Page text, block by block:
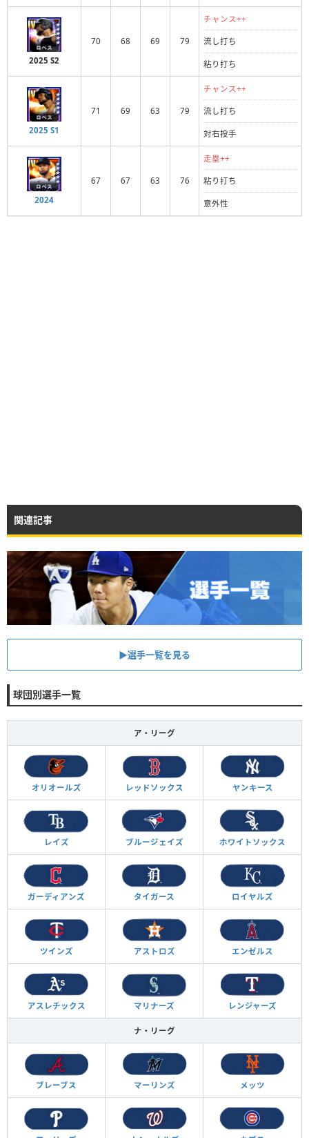
2025 S2
70 68 69 79
チャンス++
流し打ち
粘り打ち
2025 S1
71 69 63 79
チャンス++
流し打ち
対右投手
2024
67 67 63 76
走塁++
粘り打ち
意外性
関連記事
▶︎選手一覧を見る
球団別選手一覧
ア・リーグ
オリオールズ レッドソックス ヤンキース
レイズ ブルージェイズ ホワイトソックス
ガーディアンズ タイガース ロイヤルズ
ツインズ アストロズ エンゼルス
アスレチックス マリナーズ レンジャーズ
ナ・リーグ
ブレーブス マーリンズ メッツ